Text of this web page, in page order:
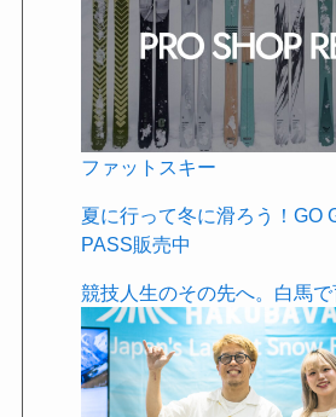
ファットスキー
夏に行って冬に滑ろう！GO
PASS販売中
競技人生のその先へ。白馬